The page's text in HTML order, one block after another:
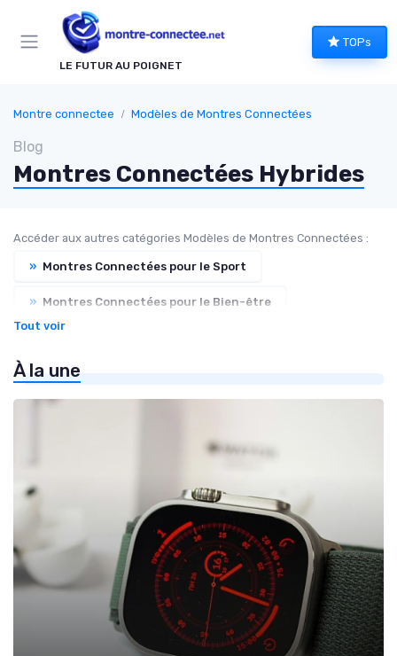
LE FUTUR AU POIGNET
TOPs
Montre connectee Modèles de Montres Connectées
Blog
Montres Connectées Hybrides
Accéder aux autres catégories Modèles de Montres Connectées :
» Montres Connectées pour le Sport
» Montres Connectées pour le Bien-être
» Montres Connectées de Luxe
Tout voir
À la une
Panneau de gestion des cookies